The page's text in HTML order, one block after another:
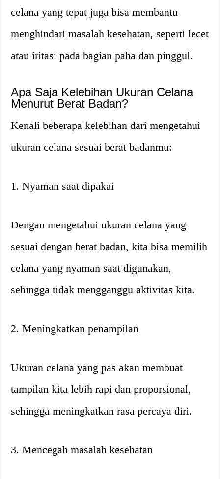
celana yang tepat juga bisa membantu
menghindari masalah kesehatan, seperti lecet
atau iritasi pada bagian paha dan pinggul.
Apa Saja Kelebihan Ukuran Celana
Menurut Berat Badan?
Kenali beberapa kelebihan dari mengetahui
ukuran celana sesuai berat badanmu:
1. Nyaman saat dipakai
Dengan mengetahui ukuran celana yang
sesuai dengan berat badan, kita bisa memilih
celana yang nyaman saat digunakan,
sehingga tidak mengganggu aktivitas kita.
2. Meningkatkan penampilan
Ukuran celana yang pas akan membuat
tampilan kita lebih rapi dan proporsional,
sehingga meningkatkan rasa percaya diri.
3. Mencegah masalah kesehatan